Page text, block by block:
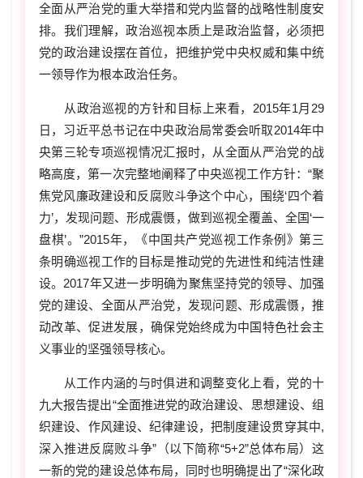
全面从严治党的重大举措和党内监督的战略性制度安
排。我们理解，政治巡视本质上是政治监督，必须把
党的政治建设摆在首位，把维护党中央权威和集中统
一领导作为根本政治任务。
从政治巡视的方针和目标上来看，2015年1月29
日，习近平总书记在中央政治局常委会听取2014年中
央第三轮专项巡视情况汇报时，从全面从严治党的战
略高度，第一次完整地阐释了中央巡视工作方针：“聚
焦党风廉政建设和反腐败斗争这个中心，围绕‘四个着
力’，发现问题、形成震慑，做到巡视全覆盖、全国‘一
盘棋’。”2015年，《中国共产党巡视工作条例》第三
条明确巡视工作的目标是推动党的先进性和纯洁性建
设。2017年又进一步明确为聚焦坚持党的领导、加强
党的建设、全面从严治党，发现问题、形成震慑，推
动改革、促进发展，确保党始终成为中国特色社会主
义事业的坚强领导核心。
从工作内涵的与时俱进和调整变化上看，党的十
九大报告提出“全面推进党的政治建设、思想建设、组
织建设、作风建设、纪律建设，把制度建设贯穿其中,
深入推进反腐败斗争”（以下简称“5+2”总体布局）这
一新的党的建设总体布局，同时也明确提出了“深化政